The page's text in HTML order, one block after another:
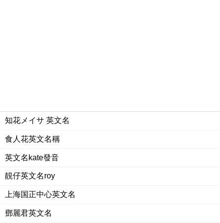
知花メイサ 英文名
食人花英文名稱
英文名kate發音
靚仔英文名roy
上海国正中心英文名
鄧麗君英文名